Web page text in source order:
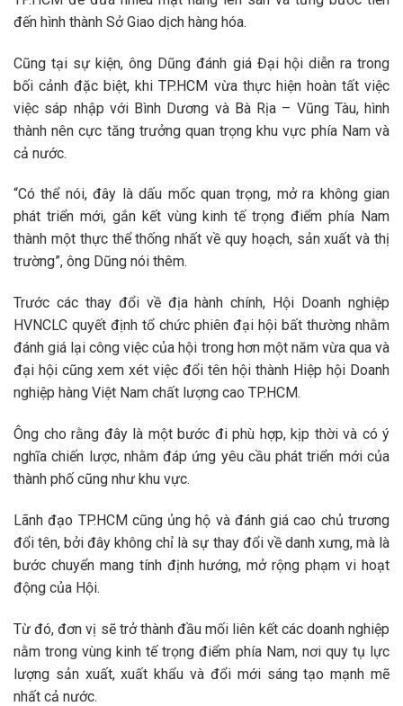
đến hình thành Sở Giao dịch hàng hóa.
Cũng tại sự kiện, ông Dũng đánh giá Đại hội diễn ra trong
bối cảnh đặc biệt, khi TP.HCM vừa thực hiện hoàn tất việc
việc sáp nhập với Bình Dương và Bà Rịa – Vũng Tàu, hình
thành nên cực tăng trưởng quan trọng khu vực phía Nam và
cả nước.
“Có thể nói, đây là dấu mốc quan trọng, mở ra không gian
phát triển mới, gắn kết vùng kinh tế trọng điểm phía Nam
thành một thực thể thống nhất về quy hoạch, sản xuất và thị
trường”, ông Dũng nói thêm.
Trước các thay đổi về địa hành chính, Hội Doanh nghiệp
HVNCLC quyết định tổ chức phiên đại hội bất thường nhằm
đánh giá lại công việc của hội trong hơn một năm vừa qua và
đại hội cũng xem xét việc đổi tên hội thành Hiệp hội Doanh
nghiệp hàng Việt Nam chất lượng cao TP.HCM.
Ông cho rằng đây là một bước đi phù hợp, kịp thời và có ý
nghĩa chiến lược, nhằm đáp ứng yêu cầu phát triển mới của
thành phố cũng như khu vực.
Lãnh đạo TP.HCM cũng ủng hộ và đánh giá cao chủ trương
đổi tên, bởi đây không chỉ là sự thay đổi về danh xưng, mà là
bước chuyển mang tính định hướng, mở rộng phạm vi hoạt
động của Hội.
Từ đó, đơn vị sẽ trở thành đầu mối liên kết các doanh nghiệp
nằm trong vùng kinh tế trọng điểm phía Nam, nơi quy tụ lực
lượng sản xuất, xuất khẩu và đổi mới sáng tạo mạnh mẽ
nhất cả nước.